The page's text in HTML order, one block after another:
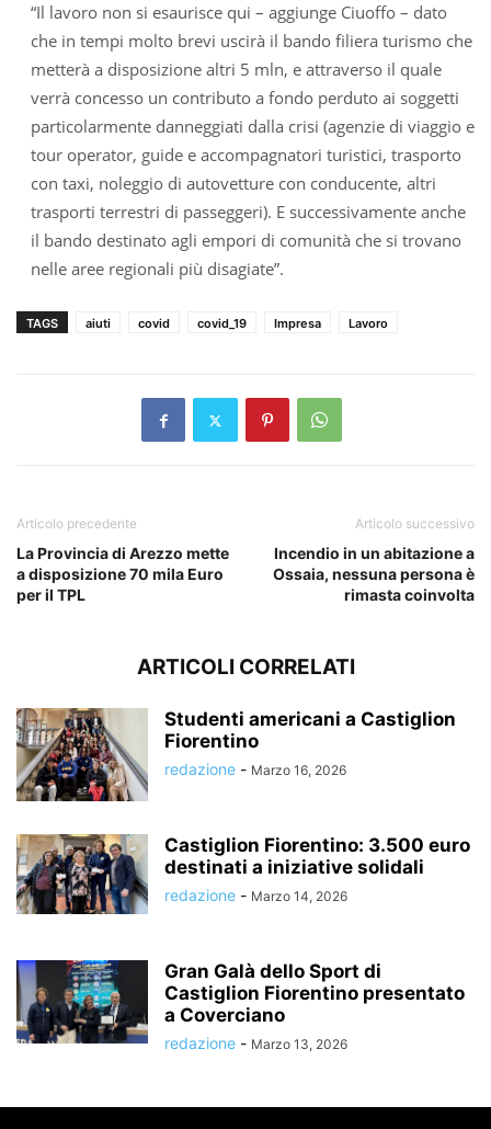
“Il lavoro non si esaurisce qui – aggiunge Ciuoffo – dato
che in tempi molto brevi uscirà il bando filiera turismo che
metterà a disposizione altri 5 mln, e attraverso il quale
verrà concesso un contributo a fondo perduto ai soggetti
particolarmente danneggiati dalla crisi (agenzie di viaggio e
tour operator, guide e accompagnatori turistici, trasporto
con taxi, noleggio di autovetture con conducente, altri
trasporti terrestri di passeggeri). E successivamente anche
il bando destinato agli empori di comunità che si trovano
nelle aree regionali più disagiate”.
TAGS aiuti covid covid_19 Impresa Lavoro
Articolo precedente
La Provincia di Arezzo mette
a disposizione 70 mila Euro
per il TPL
Articolo successivo
Incendio in un abitazione a
Ossaia, nessuna persona è
rimasta coinvolta
ARTICOLI CORRELATI
Studenti americani a Castiglion
Fiorentino
redazione - Marzo 16, 2026
Castiglion Fiorentino: 3.500 euro
destinati a iniziative solidali
redazione - Marzo 14, 2026
Gran Galà dello Sport di
Castiglion Fiorentino presentato
a Coverciano
redazione - Marzo 13, 2026